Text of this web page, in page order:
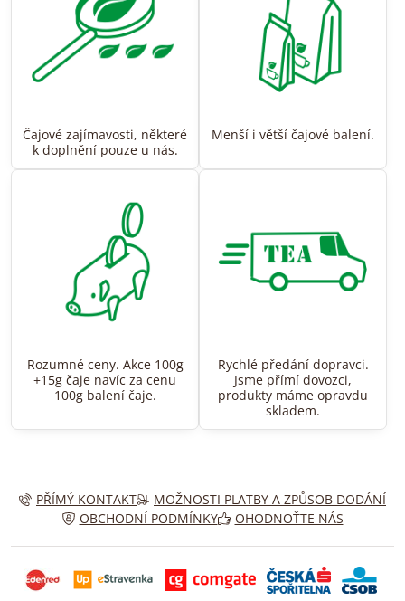
Čajové zajímavosti, některé
k doplnění pouze u nás.
Menší i větší čajové balení.
Rozumné ceny. Akce 100g
+15g čaje navíc za cenu
100g balení čaje.
Rychlé předání dopravci.
Jsme přímí dovozci,
produkty máme opravdu
skladem.
PŘÍMÝ KONTAKT
MOŽNOSTI PLATBY A ZPŮSOB DODÁNÍ
OBCHODNÍ PODMÍNKY
OHODNOŤTE NÁS